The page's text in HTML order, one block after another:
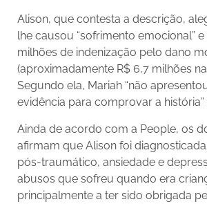
Alison, que contesta a descrição,
lhe causou “sofrimento emocional” e
milhões de indenização pelo dano
(aproximadamente R$ 6,7 milhões
Segundo ela, Mariah “não
evidência para comprovar a
Ainda de acordo com a People, os
afirmam que Alison foi
pós-traumático, ansiedade e
abusos que sofreu quando era
principalmente a ter sido obrigada